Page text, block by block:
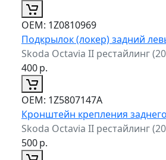
ОЕМ: 1Z0810969
Подкрылок (локер) задний
Skoda Octavia II рестайлинг
400р.
ОЕМ: 1Z5807147A
Кронштейн крепления
Skoda Octavia II рестайлинг
500р.